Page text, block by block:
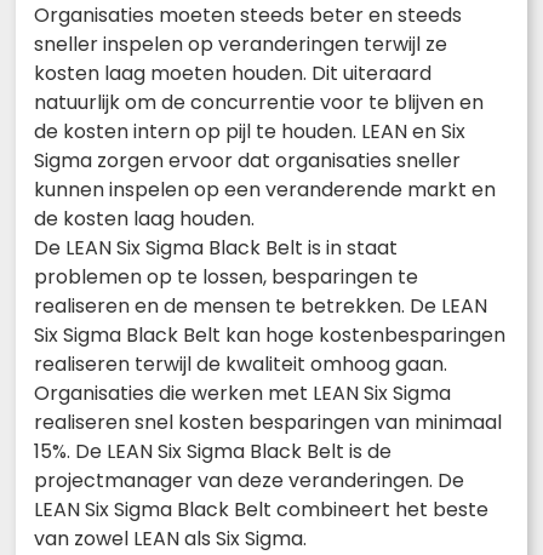
Organisaties moeten steeds beter en steeds
sneller inspelen op veranderingen terwijl ze
kosten laag moeten houden. Dit uiteraard
natuurlijk om de concurrentie voor te blijven en
de kosten intern op pijl te houden. LEAN en Six
Sigma zorgen ervoor dat organisaties sneller
kunnen inspelen op een veranderende markt en
de kosten laag houden.
De LEAN Six Sigma Black Belt is in staat
problemen op te lossen, besparingen te
realiseren en de mensen te betrekken. De LEAN
Six Sigma Black Belt kan hoge kostenbesparingen
realiseren terwijl de kwaliteit omhoog gaan.
Organisaties die werken met LEAN Six Sigma
realiseren snel kosten besparingen van minimaal
15%. De LEAN Six Sigma Black Belt is de
projectmanager van deze veranderingen. De
LEAN Six Sigma Black Belt combineert het beste
van zowel LEAN als Six Sigma.